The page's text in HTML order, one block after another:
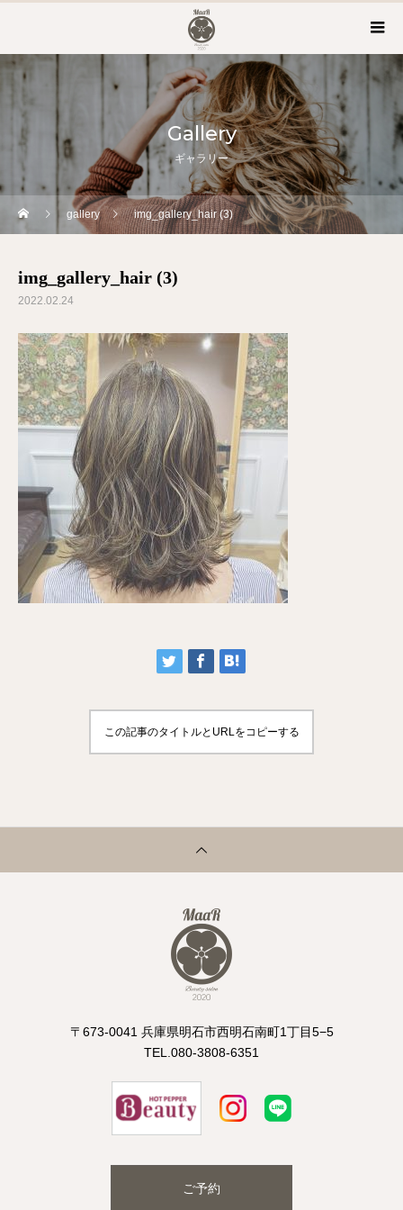
Gallery
ギャラリー
gallery img_gallery_hair (3)
img_gallery_hair (3)
2022.02.24
この記事のタイトルとURLをコピーする
〒673-0041 兵庫県明石市西明石南町1丁目5−5
TEL.080-3808-6351
ご予約